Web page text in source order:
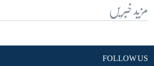
مزید خبریں
FOLLOW US